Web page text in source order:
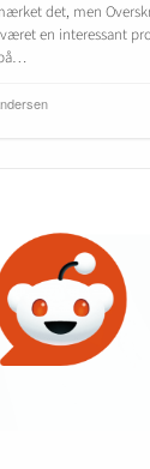
det, men
en interessant